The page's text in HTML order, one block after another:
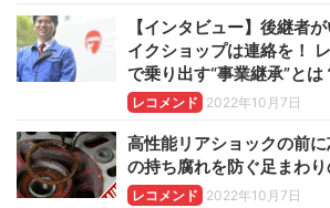
【インタビュー】後継者
イクショップは連絡を！
で乗り出す“事業継承”とは
レコメンド 2022年10月7日
高性能リアショックの前
の持ち腐れを防ぐ足まわ
レコメンド 2022年10月7日